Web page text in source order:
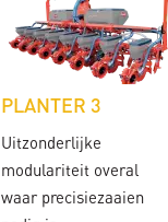
PLANTER 3
Uitzonderlijke
modulariteit overal
waar precisiezaaien